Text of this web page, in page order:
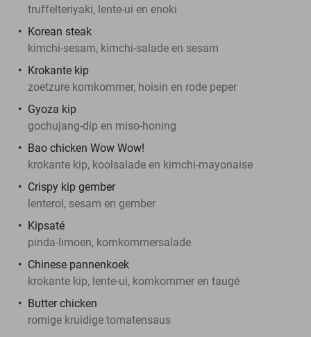
truffelteriyaki, lente-ui en enoki
Korean steak
kimchi-sesam, kimchi-salade en sesam
Krokante kip
zoetzure komkommer, hoisin en rode peper
Gyoza kip
gochujang-dip en miso-honing
Bao chicken Wow Wow!
krokante kip, koolsalade en kimchi-mayonaise
Crispy kip gember
lenterol, sesam en gember
Kipsaté
pinda-limoen, komkommersalade
Chinese pannenkoek
krokante kip, lente-ui, komkommer en taugé
Butter chicken
romige kruidige tomatensaus